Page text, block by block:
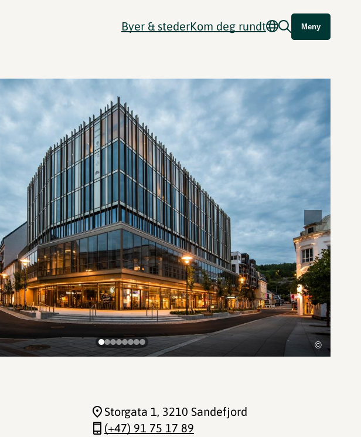
Byer & stederKom deg rundt Meny
©
Storgata 1, 3210 Sandefjord
(+47) 91 75 17 89